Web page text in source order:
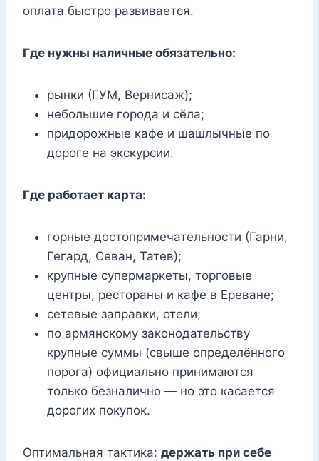
оплата быстро развивается.
Где нужны наличные обязательно:
рынки (ГУМ, Вернисаж);
небольшие города и сёла;
придорожные кафе и шашлычные по
дороге на экскурсии.
Где работает карта:
горные достопримечательности (Гарни,
Гегард, Севан, Татев);
крупные супермаркеты, торговые
центры, рестораны и кафе в Ереване;
сетевые заправки, отели;
по армянскому законодательству
крупные суммы (свыше определённого
порога) официально принимаются
только безналично — но это касается
дорогих покупок.
Оптимальная тактика: держать при себе